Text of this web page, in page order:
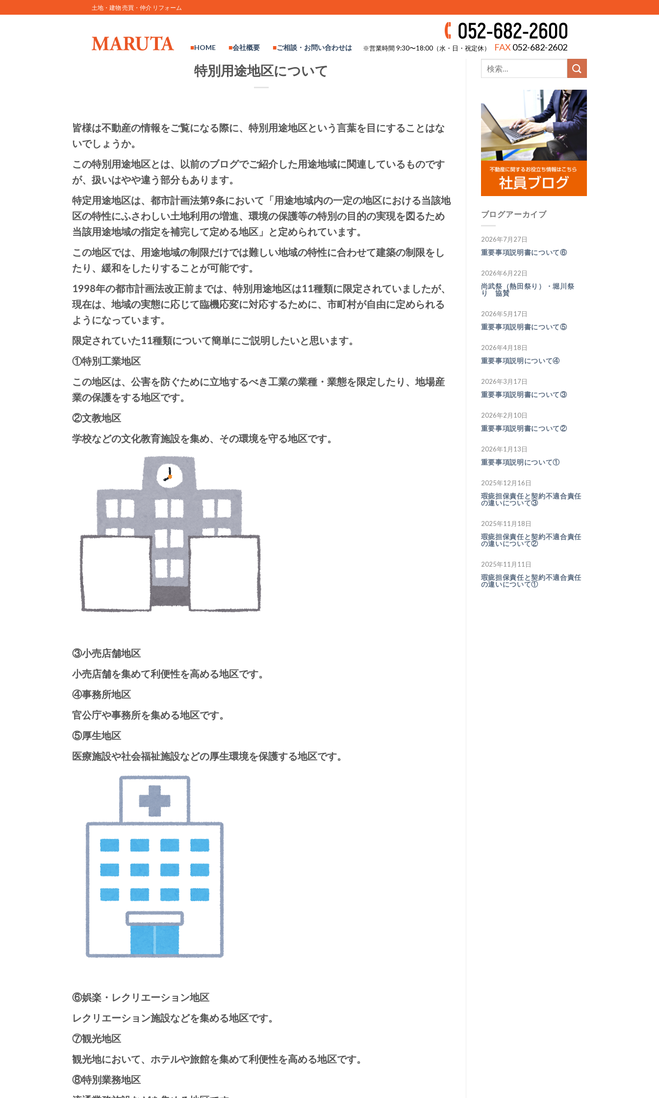
to
土地・建物 売買・仲介 リフォーム
HOME 会社概要 ご相談・お問い合わせは ※営業時間 9:30〜18:00（水・日・祝定休） FAX 052-682-2602
特別用途地区について
皆様は不動産の情報をご覧になる際に、特別用途地区という言葉を目にすることはな
いでしょうか。
この特別用途地区とは、以前のブログでご紹介した用途地域に関連しているものです
が、扱いはやや違う部分もあります。
特定用途地区は、都市計画法第9条において「用途地域内の一定の地区における当該地
区の特性にふさわしい土地利用の増進、環境の保護等の特別の目的の実現を図るため
当該用途地域の指定を補完して定める地区」と定められています。
この地区では、用途地域の制限だけでは難しい地域の特性に合わせて建築の制限をし
たり、緩和をしたりすることが可能です。
1998年の都市計画法改正前までは、特別用途地区は11種類に限定されていましたが、
現在は、地域の実態に応じて臨機応変に対応するために、市町村が自由に定められる
ようになっています。
限定されていた11種類について簡単にご説明したいと思います。
①特別工業地区
この地区は、公害を防ぐために立地するべき工業の業種・業態を限定したり、地場産
業の保護をする地区です。
②文教地区
学校などの文化教育施設を集め、その環境を守る地区です。
③小売店舗地区
小売店舗を集めて利便性を高める地区です。
④事務所地区
官公庁や事務所を集める地区です。
⑤厚生地区
医療施設や社会福祉施設などの厚生環境を保護する地区です。
⑥娯楽・レクリエーション地区
レクリエーション施設などを集める地区です。
⑦観光地区
観光地において、ホテルや旅館を集めて利便性を高める地区です。
⑧特別業務地区
ブログアーカイブ
2026年7月27日
重要事項説明書について⑥
2026年6月22日
尚武祭（熱田祭り）・堀川祭
り 協賛
2026年5月17日
重要事項説明書について⑤
2026年4月18日
重要事項説明について④
2026年3月17日
重要事項説明書について③
2026年2月10日
重要事項説明書について②
2026年1月13日
重要事項説明について①
2025年12月16日
瑕疵担保責任と契約不適合責任
の違いについて③
2025年11月18日
瑕疵担保責任と契約不適合責任
の違いについて②
2025年11月11日
瑕疵担保責任と契約不適合責任
の違いについて①